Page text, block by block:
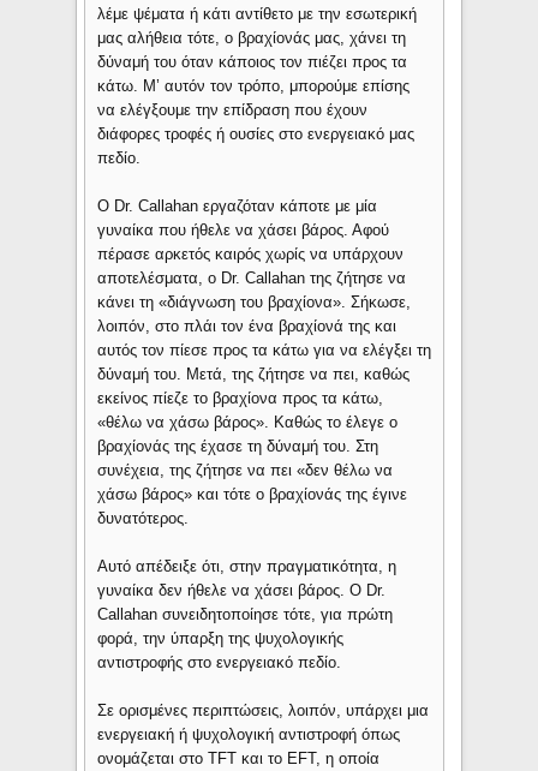
λέμε ψέματα ή κάτι αντίθετο με την εσωτερική
μας αλήθεια τότε, ο βραχίονάς μας, χάνει τη
δύναμή του όταν κάποιος τον πιέζει προς τα
κάτω. Μ’ αυτόν τον τρόπο, μπορούμε επίσης
να ελέγξουμε την επίδραση που έχουν
διάφορες τροφές ή ουσίες στο ενεργειακό μας
πεδίο.
Ο Dr. Callahan εργαζόταν κάποτε με μία
γυναίκα που ήθελε να χάσει βάρος. Αφού
πέρασε αρκετός καιρός χωρίς να υπάρχουν
αποτελέσματα, ο Dr. Callahan της ζήτησε να
κάνει τη «διάγνωση του βραχίονα». Σήκωσε,
λοιπόν, στο πλάι τον ένα βραχίονά της και
αυτός τον πίεσε προς τα κάτω για να ελέγξει τη
δύναμή του. Μετά, της ζήτησε να πει, καθώς
εκείνος πίεζε το βραχίονα προς τα κάτω,
«θέλω να χάσω βάρος». Καθώς το έλεγε ο
βραχίονάς της έχασε τη δύναμή του. Στη
συνέχεια, της ζήτησε να πει «δεν θέλω να
χάσω βάρος» και τότε ο βραχίονάς της έγινε
δυνατότερος.
Αυτό απέδειξε ότι, στην πραγματικότητα, η
γυναίκα δεν ήθελε να χάσει βάρος. Ο Dr.
Callahan συνειδητοποίησε τότε, για πρώτη
φορά, την ύπαρξη της ψυχολογικής
αντιστροφής στο ενεργειακό πεδίο.
Σε ορισμένες περιπτώσεις, λοιπόν, υπάρχει μια
ενεργειακή ή ψυχολογική αντιστροφή όπως
ονομάζεται στο TFT και το EFT, η οποία